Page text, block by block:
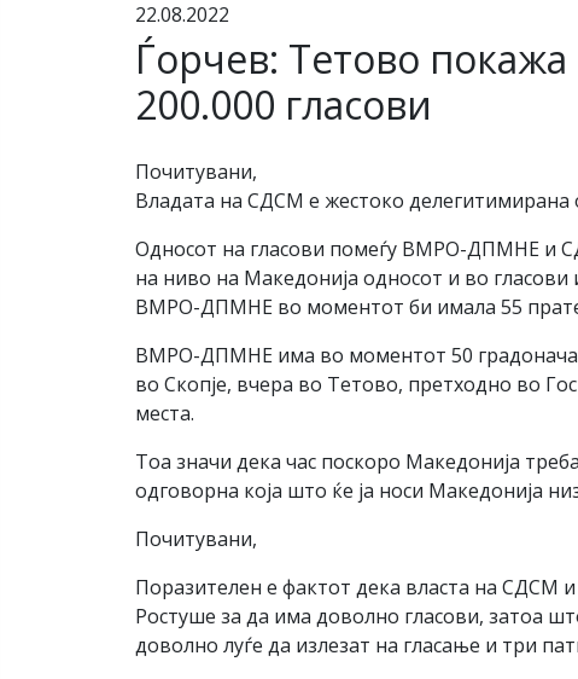
22.08.2022
Ѓорчев: Тетово
200.000 гласови
Почитувани,
Владата на СДСМ е жестоко делегитимирана
Односот на гласови помеѓу ВМРО-ДПМНЕ и
на ниво на Македонија односот и во
ВМРО-ДПМНЕ во моментот би имала 55
ВМРО-ДПМНЕ има во моментот 50
во Скопје, вчера во Тетово, претходно во
места.
Тоа значи дека час поскоро Македонија
одговорна која што ќе ја носи Македонија
Почитувани,
Поразителен е фактот дека власта на СДСМ
Ростуше за да има доволно гласови, затоа
доволно луѓе да излезат на гласање и три